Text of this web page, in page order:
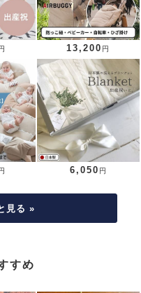
13,200 円
6,050 円
見る »
すめ